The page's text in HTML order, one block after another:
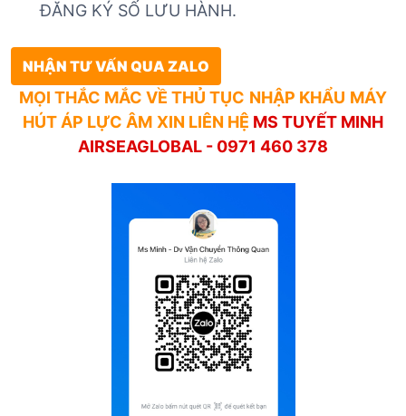
ĐĂNG KÝ SỐ LƯU HÀNH.
NHẬN TƯ VẤN QUA ZALO
MỌI THẮC MẮC VỀ THỦ TỤC NHẬP KHẨU MÁY
HÚT ÁP LỰC ÂM XIN LIÊN HỆ MS TUYẾT MINH
AIRSEAGLOBAL - 0971 460 378